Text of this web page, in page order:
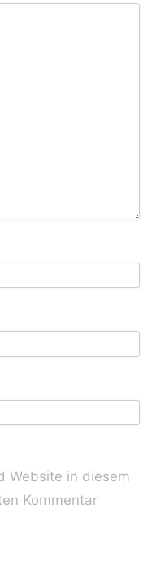
Website in diesem
Kommentar